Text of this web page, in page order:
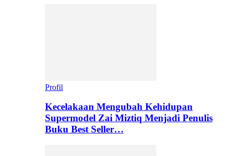
Profil
Kecelakaan Mengubah Kehidupan
Supermodel Zai Miztiq Menjadi Penulis
Buku Best Seller…